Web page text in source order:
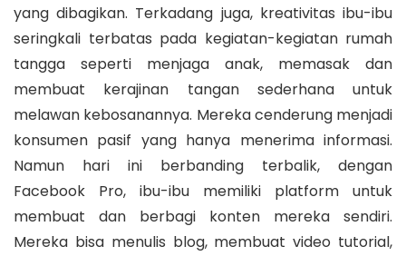
yang dibagikan. Terkadang juga, kreativitas ibu-ibu
seringkali terbatas pada kegiatan-kegiatan rumah
tangga seperti menjaga anak, memasak dan
membuat kerajinan tangan sederhana untuk
melawan kebosanannya. Mereka cenderung menjadi
konsumen pasif yang hanya menerima informasi.
Namun hari ini berbanding terbalik, dengan
Facebook Pro, ibu-ibu memiliki platform untuk
membuat dan berbagi konten mereka sendiri.
Mereka bisa menulis blog, membuat video tutorial,